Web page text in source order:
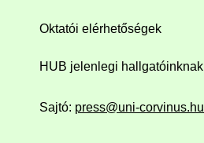
Oktatói elérhetőségek
HUB jelenlegi hallgatóinknak
Sajtó: press@uni-corvinus.hu